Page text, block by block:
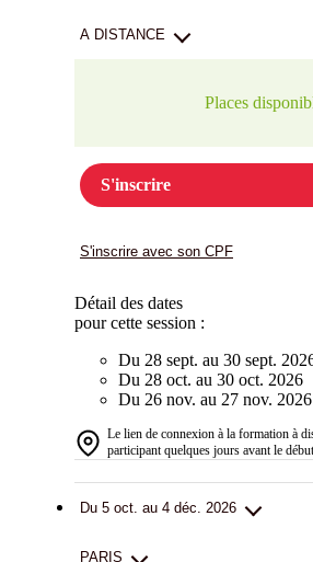
A DISTANCE
Places
S'inscrire
S'inscrire avec son CPF
Détail des dates
pour cette session :
Du 28 sept. au 30 sept.
Du 28 oct. au 30 oct. 2026
Du 26 nov. au 27 nov. 2026
Le lien de connexion à la formation à
participant quelques jours avant le
Du 5 oct. au 4 déc. 2026
PARIS